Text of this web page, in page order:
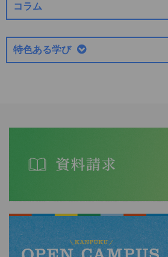
コラム
特色ある学び